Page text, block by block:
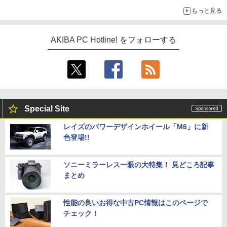
もっと見る
AKIBA PC Hotline! をフォローする
Special Site
レイズのパワーデザインホイール「M6」に新
色登場!!
ソニーミラーレス一眼の大特集！ 見どころ記事
まとめ
性能の良いお得な中古PC情報はこのページで
チェック！